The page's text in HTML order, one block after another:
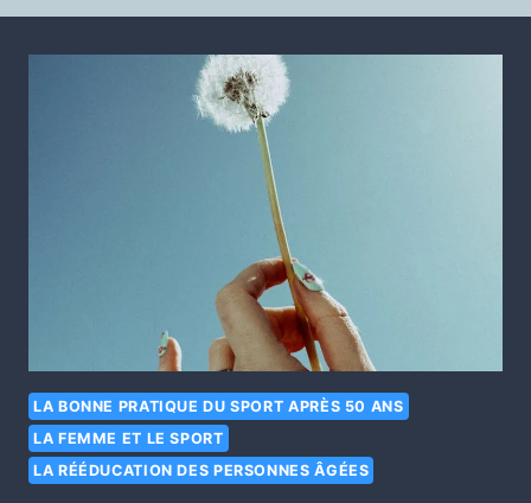
LA BONNE PRATIQUE DU SPORT APRÈS 50 ANS
LA FEMME ET LE SPORT
LA RÉÉDUCATION DES PERSONNES ÂGÉES